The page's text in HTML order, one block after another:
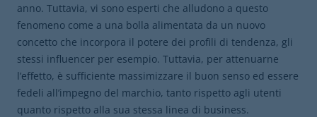
anno. Tuttavia, vi sono esperti che alludono a questo
fenomeno come a una bolla alimentata da un nuovo
concetto che incorpora il potere dei profili di tendenza, gli
stessi influencer per esempio. Tuttavia, per attenuarne
l’effetto, è sufficiente massimizzare il buon senso ed essere
fedeli all’impegno del marchio, tanto rispetto agli utenti
quanto rispetto alla sua stessa linea di business.